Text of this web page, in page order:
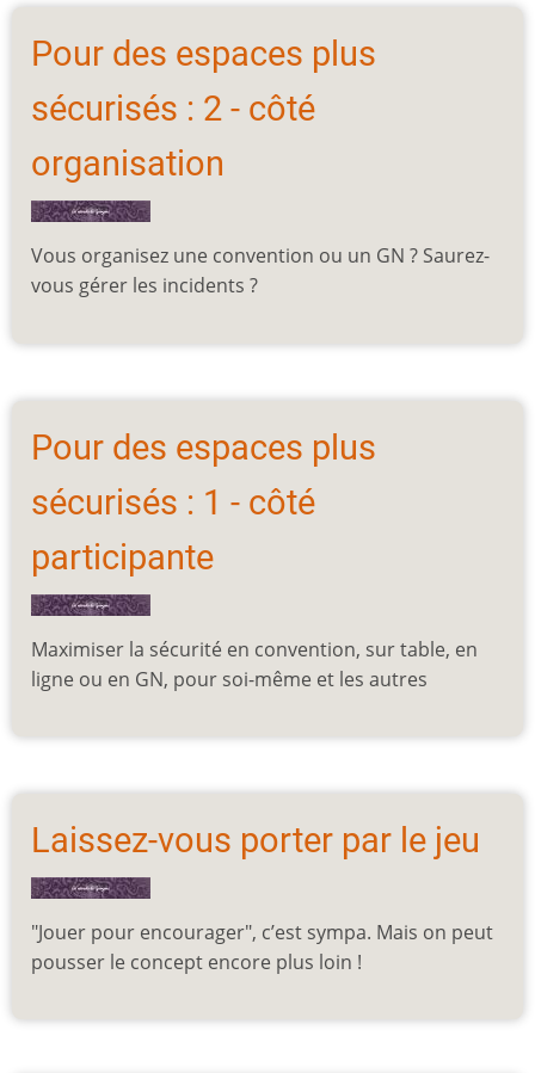
Pour des espaces plus
sécurisés : 2 - côté
organisation
Vous organisez une convention ou un GN ? Saurez-
vous gérer les incidents ?
Pour des espaces plus
sécurisés : 1 - côté
participante
Maximiser la sécurité en convention, sur table, en
ligne ou en GN, pour soi-même et les autres
Laissez-vous porter par le jeu
"Jouer pour encourager", c’est sympa. Mais on peut
pousser le concept encore plus loin !